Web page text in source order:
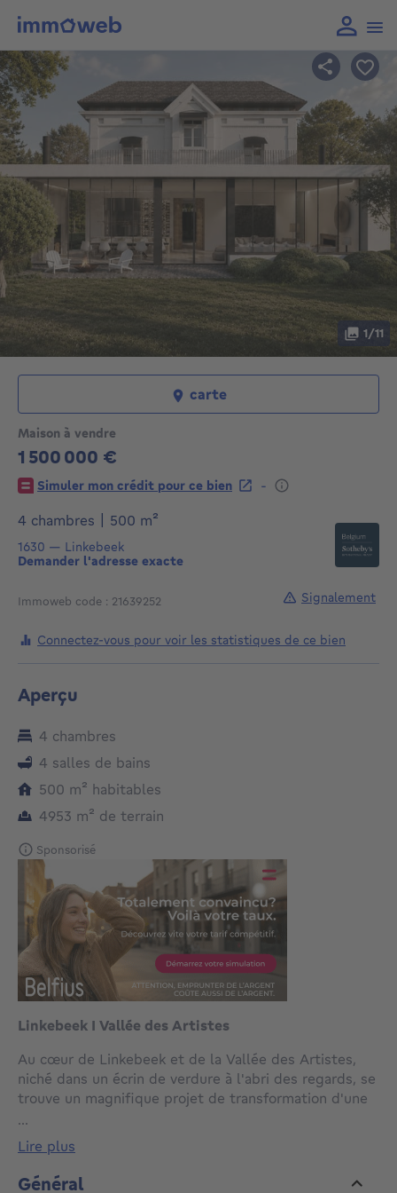
Maison à vendre
1 500 000 €
1500000€
Simuler mon crédit pour ce bien
-
4 chambres
500 m²
1630 — Linkebeek
Demander l'adresse exacte
Immoweb code : 21639252
1/11
carte
Connectez-vous pour voir les statistiques de ce bien
Signalement
Aperçu
4 chambres
4 salles de bains
500 m² mètres carrés
habitables
4953 m² mètres carrés
de terrain
Sponsorisé
Linkebeek I Vallée des Artistes
Au cœur de Linkebeek et de la Vallée des Artistes,
niché dans un écrin de verdure à l'abri des regards, se
trouve un magnifique projet de transformation d'une
idéalement orienté. La maison existante développe
actuellement une surface de ± 500 m² répartie sur
quatre niveaux, et le permis en cours de validité offre
...
lire plus
Général